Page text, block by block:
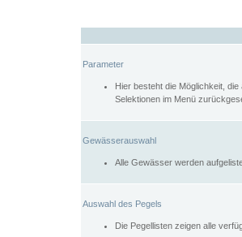
Parameter
Hier besteht die Möglichkeit,
Selektionen im Menü
Gewässerauswahl
Alle Gewässer werden
Auswahl des Pegels
Die Pegellisten zeigen alle